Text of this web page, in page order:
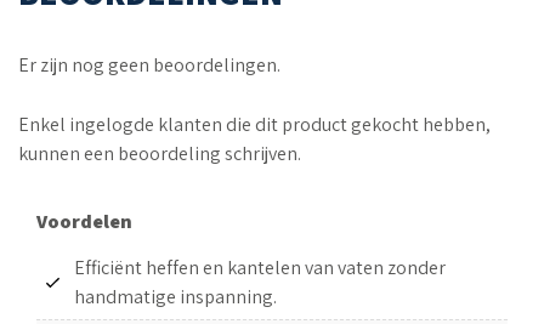
Er zijn nog geen beoordelingen.
Enkel ingelogde klanten die dit product gekocht hebben,
kunnen een beoordeling schrijven.
Voordelen
Efficiënt heffen en kantelen van vaten zonder
handmatige inspanning.